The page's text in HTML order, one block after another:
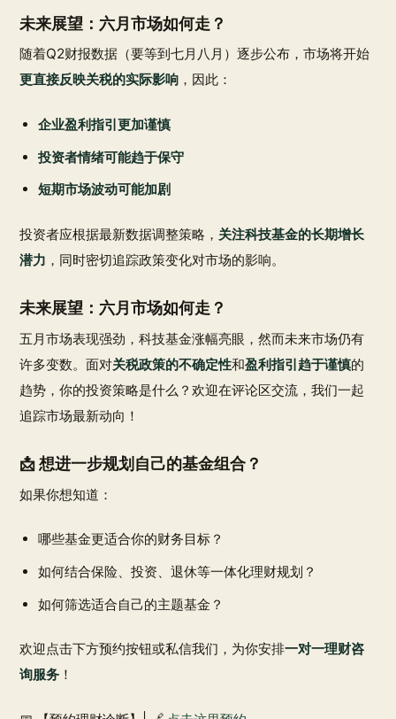
未来展望：六月市场如何走？
随着Q2财报数据（要等到七月八月）逐步公布，市场将开始
更直接反映关税的实际影响 ，因此：
企业盈利指引更加谨慎
投资者情绪可能趋于保守
短期市场波动可能加剧
投资者应根据最新数据调整策略， 关注科技基金的长期增长
潜力 ，同时密切追踪政策变化对市场的影响。
未来展望：六月市场如何走？
五月市场表现强劲，科技基金涨幅亮眼，然而未来市场仍有
许多变数。面对关税政策的不确定性和盈利指引趋于谨慎的
趋势，你的投资策略是什么？欢迎在评论区交流，我们一起
追踪市场最新动向！
📩 想进一步规划自己的基金组合？
如果你想知道：
哪些基金更适合你的财务目标？
如何结合保险、投资、退休等一体化理财规划？
如何筛选适合自己的主题基金？
欢迎点击下方预约按钮或私信我们，为你安排一对一理财咨
询服务 ！